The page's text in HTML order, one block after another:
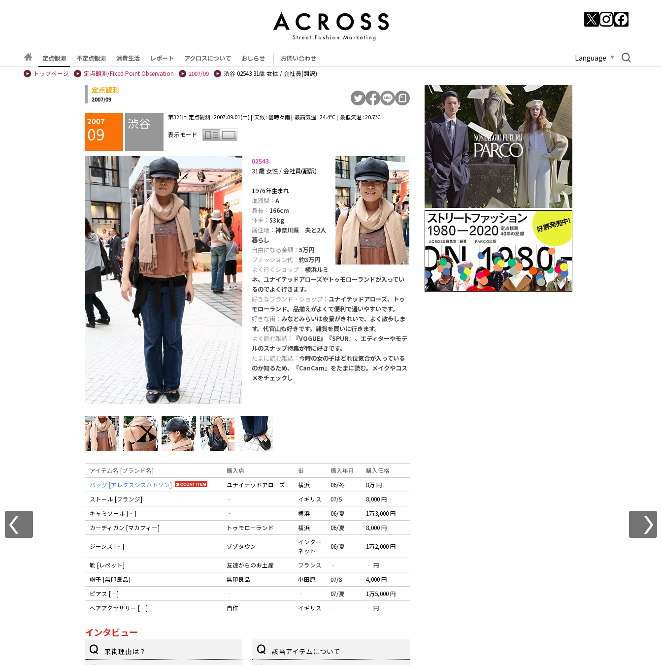
定点観測 不定点観測 消費生活 レポート アクロスについて おしらせ お問い合わせ Language
トップページ 定点観測/Fixed Point Observation 2007/09 渋谷 02543 31歳 女性 / 会社員(翻訳)
定点観測
2007/09
2007
09 渋谷 第321回 定点観測 | 2007.09.01(土) | 天候 : 曇時々雨 | 最高気温 : 24.4℃ | 最低気温 : 20.7℃
表示モード
02543
31歳 女性 / 会社員(翻訳)
1976年生まれ
血液型： A
身長： 166cm
体重： 53kg
居住地： 神奈川県 夫と2人
暮らし
自由になる金額： 5万円
ファッション代： 約3万円
よく行くショップ： 横浜ルミ
ネ。ユナイテッドアローズやトゥモローランドが入ってい
るのでよく行きます。
好きなブランド・ショップ： ユナイテッドアローズ、トゥ
モローランド。品揃えがよくて便利で通いやすいです。
好きな街： みなとみらいは夜景がきれいで、よく散歩しま
す。代官山も好きです。雑貨を買いに行きます。
よく読む雑誌：
『VOGUE』『SPUR』。エディターやモデ
ルのスナップ特集が特に好きです。
たまに読む雑誌： 今時の女の子はどれ位気合が入っている
のか知るため、『CanCam』をたまに読む。メイクやコス
メをチェックし
アイテム名 [ブランド名] 購入店 街 購入年月
購入価格
バッグ [アレクスシスハドソン]
ユナイテッドアローズ 横浜 06/冬
8万 円
ストール [フランジ]
‐ イギリス 07/5
8,000 円
キャミソール [‐]
‐ 横浜 06/夏
1万3,000 円
カーディガン [マカフィー]
トゥモローランド 横浜 06/夏 8,000 円
ジーンズ [‐] ゾゾタウン
インター
ネット
06/夏 1万2,000 円
靴 [レペット] 友達からのお土産 フランス ‐
‐ 円
帽子 [無印良品]
無印良品 小田原 07/8
4,000 円
ピアス [‐]
‐ ‐ 07/夏
1万5,000 円
ヘアアクセサリー [‐]
自作 イギリス ‐ ‐ 円
インタビュー
来街理由は？
該当アイテムについて